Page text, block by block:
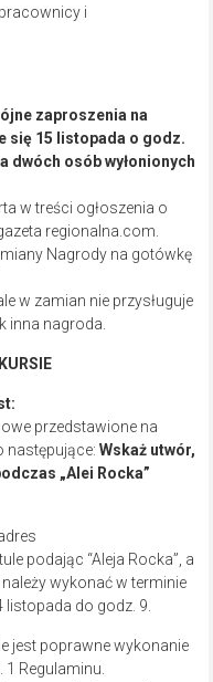
i
zaproszenia na
się 15 listopada o godz.
dwóch osób wyłonionych
w treści ogłoszenia o
regionalna.com.
Nagrody na gotówkę
w zamian nie przysługuje
inna nagroda.
przedstawione na
następujące: Wskaż utwór,
„Alei Rocka”
podając “Aleja Rocka”, a
wykonać w terminie
do godz. 9.
jest poprawne wykonanie
Regulaminu.